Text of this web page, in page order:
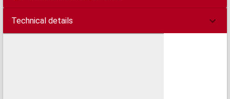
Technical details